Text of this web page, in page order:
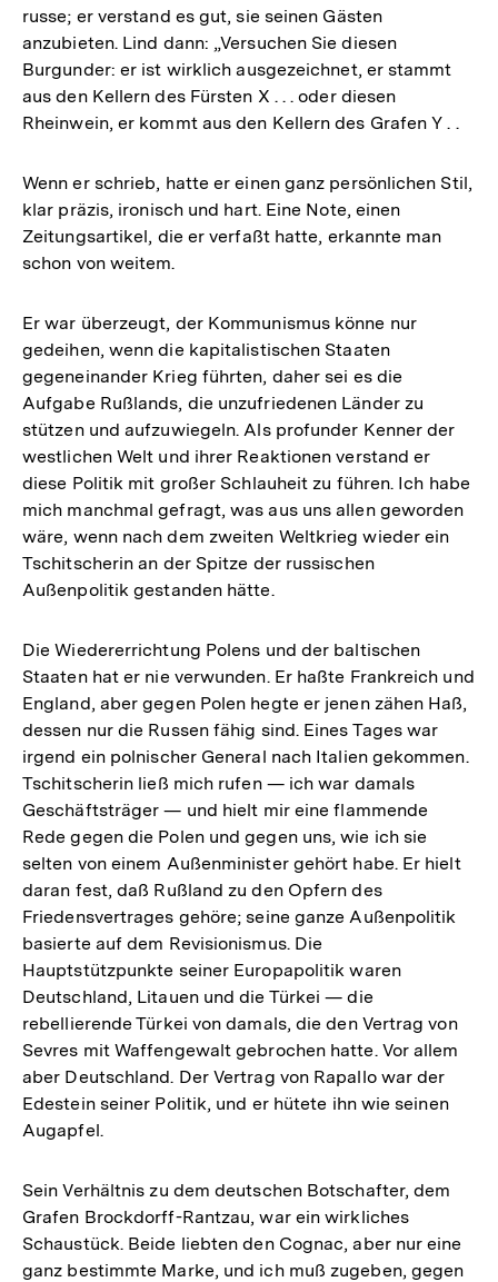
russe; er verstand es gut, sie seinen Gästen
anzubieten. Lind dann: „Versuchen Sie diesen
Burgunder: er ist wirklich ausgezeichnet, er stammt
aus den Kellern des Fürsten X . . . oder diesen
Rheinwein, er kommt aus den Kellern des Grafen Y . .
Wenn er schrieb, hatte er einen ganz persönlichen Stil,
klar präzis, ironisch und hart. Eine Note, einen
Zeitungsartikel, die er verfaßt hatte, erkannte man
schon von weitem.
Er war überzeugt, der Kommunismus könne nur
gedeihen, wenn die kapitalistischen Staaten
gegeneinander Krieg führten, daher sei es die
Aufgabe Rußlands, die unzufriedenen Länder zu
stützen und aufzuwiegeln. Als profunder Kenner der
westlichen Welt und ihrer Reaktionen verstand er
diese Politik mit großer Schlauheit zu führen. Ich habe
mich manchmal gefragt, was aus uns allen geworden
wäre, wenn nach dem zweiten Weltkrieg wieder ein
Tschitscherin an der Spitze der russischen
Außenpolitik gestanden hätte.
Die Wiedererrichtung Polens und der baltischen
Staaten hat er nie verwunden. Er haßte Frankreich und
England, aber gegen Polen hegte er jenen zähen Haß,
dessen nur die Russen fähig sind. Eines Tages war
irgend ein polnischer General nach Italien gekommen.
Tschitscherin ließ mich rufen — ich war damals
Geschäftsträger — und hielt mir eine flammende
Rede gegen die Polen und gegen uns, wie ich sie
selten von einem Außenminister gehört habe. Er hielt
daran fest, daß Rußland zu den Opfern des
Friedensvertrages gehöre; seine ganze Außenpolitik
basierte auf dem Revisionismus. Die
Hauptstützpunkte seiner Europapolitik waren
Deutschland, Litauen und die Türkei — die
rebellierende Türkei von damals, die den Vertrag von
Sevres mit Waffengewalt gebrochen hatte. Vor allem
aber Deutschland. Der Vertrag von Rapallo war der
Edestein seiner Politik, und er hütete ihn wie seinen
Augapfel.
Sein Verhältnis zu dem deutschen Botschafter, dem
Grafen Brockdorff-Rantzau, war ein wirkliches
Schaustück. Beide liebten den Cognac, aber nur eine
ganz bestimmte Marke, und ich muß zugeben, gegen